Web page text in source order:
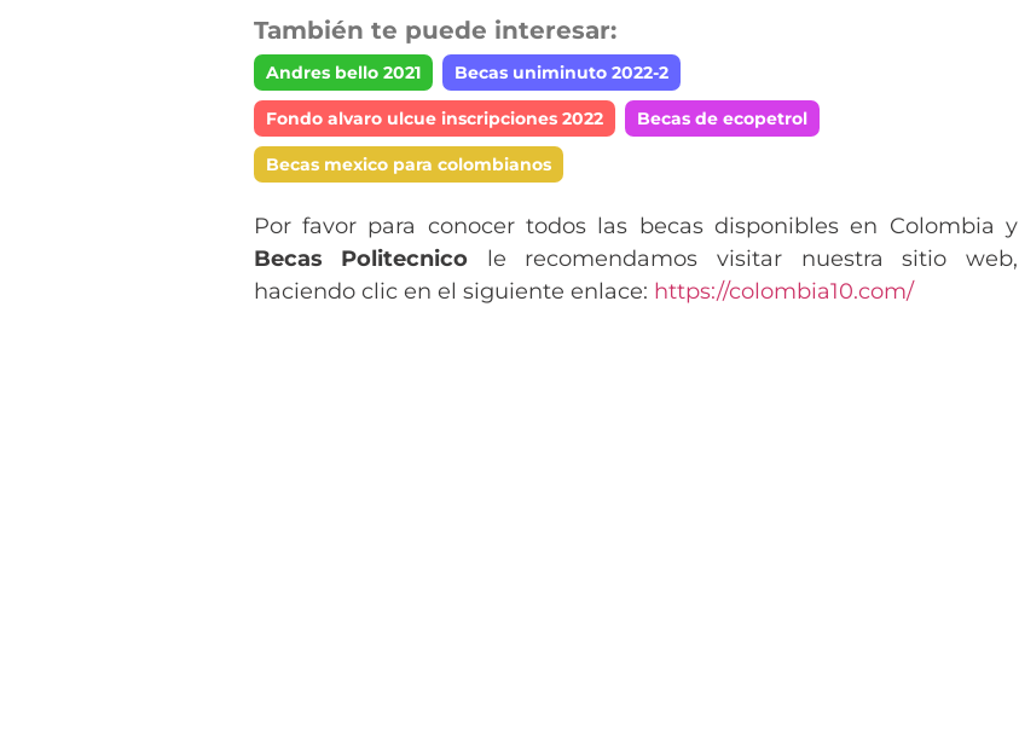
También te puede interesar:
Andres bello 2021 Becas uniminuto 2022-2
Fondo alvaro ulcue inscripciones 2022 Becas de ecopetrol
Becas mexico para colombianos
Por favor para conocer todos las becas disponibles en Colombia y
Becas Politecnico le recomendamos visitar nuestra sitio web,
haciendo clic en el siguiente enlace: https://colombia10.com/